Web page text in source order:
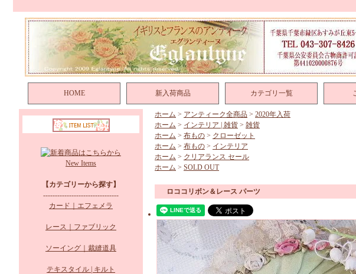
HOME 新入荷商品 カテゴリ一覧
New Items
【カテゴリーから探す】
--------------------------------
カード｜エフェメラ
レース｜ファブリック
ソーイング｜裁縫道具
テキスタイル | キルト
ホーム > アンティーク全商品 > 2020年入荷
ホーム > インテリア | 雑貨 > 雑貨
ホーム > 布もの > クローゼット
ホーム > 布もの > インテリア
ホーム > クリアランス セール
ホーム > SOLD OUT
ロココリボン＆レース パーツ